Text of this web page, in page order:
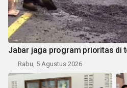
Jabar jaga program prioritas di
Rabu, 5 Agustus 2026